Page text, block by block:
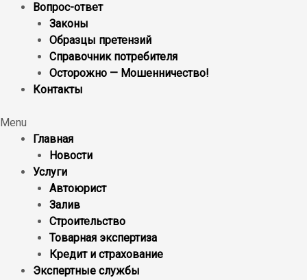
Вопрос-ответ
Законы
Образцы претензий
Справочник потребителя
Осторожно — Мошенничество!
Контакты
Menu
Главная
Новости
Услуги
Автоюрист
Залив
Строительство
Товарная экспертиза
Кредит и страхование
Экспертные службы